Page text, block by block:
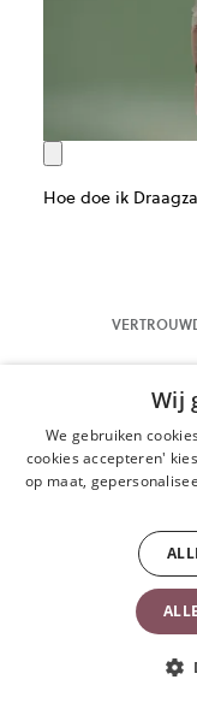
Hoe doe ik
Wij
We gebruiken
cookies accepteren'
op maat,